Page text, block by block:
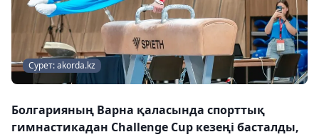
Сурет: akorda.kz
Болгарияның Варна қаласында спорттық
гимнастикадан Challenge Cup кезеңі басталды,